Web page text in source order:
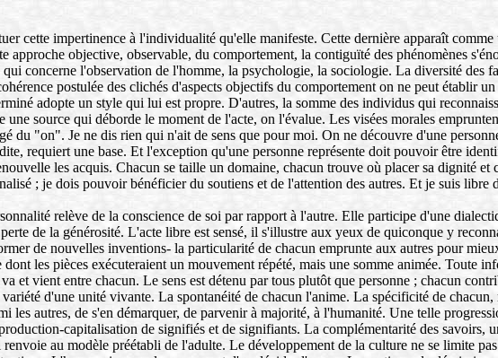
cette impertinence à l'individualité qu'elle manifeste. Cette dernière apparaît
objective, observable, du comportement, la contiguïté des phénomènes
concerne l'observation de l'homme, la psychologie, la sociologie. La diversité des
postulée des clichés d'aspects objectifs du comportement on ne peut établir
adopte un style qui lui est propre. D'autres, la somme des individus qui
source qui déborde le moment de l'acte, on l'évalue. Les visées morales
du "on". Je ne dis rien qui n'ait de sens que pour moi. On ne découvre d'une
requiert une base. Et l'exception qu'une personne représente doit pouvoir être
les acquis. Chacun se taille un domaine, chacun trouve où placer sa dignité
; je dois pouvoir bénéficier du soutiens et de l'attention des autres. Et je suis
relève de la conscience de soi par rapport à l'autre. Elle participe d'une
de la générosité. L'acte libre est sensé, il s'illustre aux yeux de quiconque y
de nouvelles inventions- la particularité de chacun emprunte aux autres pour
les pièces exécuteraient un mouvement répété, mais une somme animée. Toute
et vient entre chacun. Le sens est détenu par tous plutôt que personne ; chacun
d'une unité vivante. La spontanéité de chacun l'anime. La spécificité de
autres, de s'en démarquer, de parvenir à majorité, à l'humanité. Une telle
capitalisation de signifiés et de signifiants. La complémentarité des savoirs,
au modèle préétabli de l'adulte. Le développement de la culture ne se limite